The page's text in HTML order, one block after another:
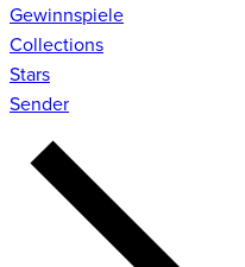
Gewinnspiele
Collections
Stars
Sender